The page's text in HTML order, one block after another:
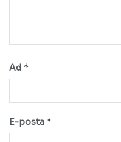
Ad *
E-posta *